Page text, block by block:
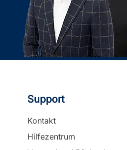
Support
Kontakt
Hilfezentrum